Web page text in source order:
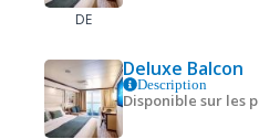
DE
Deluxe Balcon
Description
Disponible sur les